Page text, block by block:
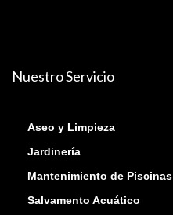
Nuestro Servicio
Aseo y Limpieza
Jardinería
Mantenimiento de Piscinas
Salvamento Acuático